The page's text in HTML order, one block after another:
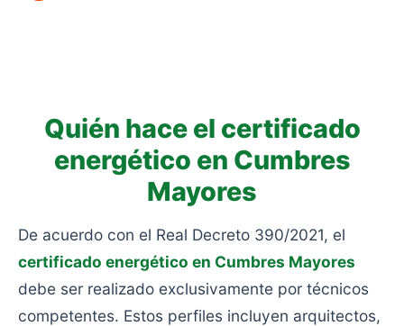
Quién hace el certificado
energético en Cumbres
Mayores
De acuerdo con el Real Decreto 390/2021, el
certificado energético en Cumbres Mayores
debe ser realizado exclusivamente por técnicos
competentes. Estos perfiles incluyen arquitectos,